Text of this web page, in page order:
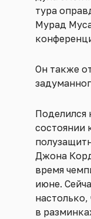
тура
Мурад
Он также
Поделился
состоянии
Джона
время
июне.
в